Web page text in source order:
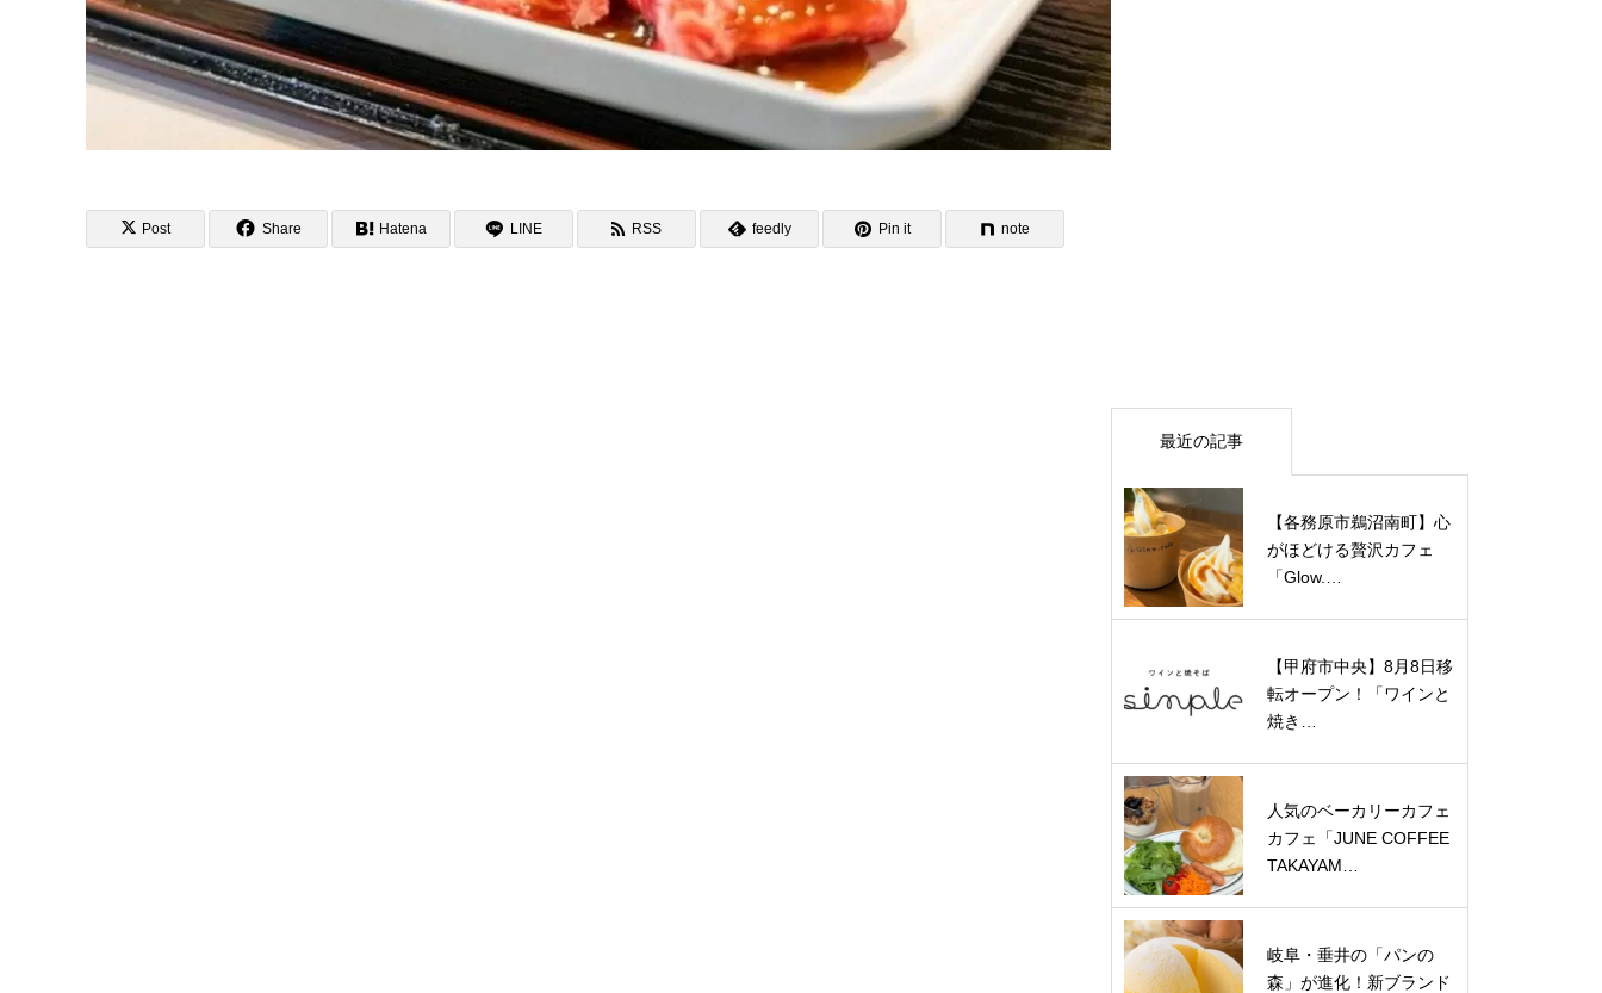
Post Share Hatena LINE RSS feedly Pin it note
最近の記事
【各務原市鵜沼南町】心
がほどける贅沢カフェ
「Glow.…
【甲府市中央】8月8日移
転オープン！「ワインと
焼き…
人気のベーカリーカフェ
カフェ「JUNE COFFEE
TAKAYAM…
岐阜・垂井の「パンの
森」が進化！新ブランド